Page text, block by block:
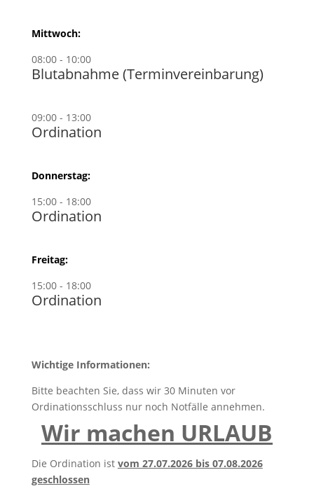
Mittwoch:
08:00 - 10:00
Blutabnahme (Terminvereinbarung)
09:00 - 13:00
Ordination
Donnerstag:
15:00 - 18:00
Ordination
Freitag:
15:00 - 18:00
Ordination
Wichtige Informationen:
Bitte beachten Sie, dass wir 30 Minuten vor
Ordinationsschluss nur noch Notfälle annehmen.
Wir machen URLAUB
Die Ordination ist vom 27.07.2026 bis 07.08.2026
geschlossen